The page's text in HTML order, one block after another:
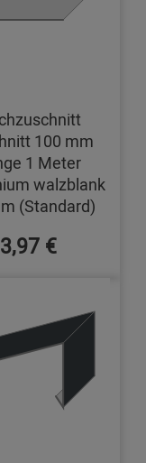
100 mm
1 Meter
walzblank
(Standard)
3,97 €